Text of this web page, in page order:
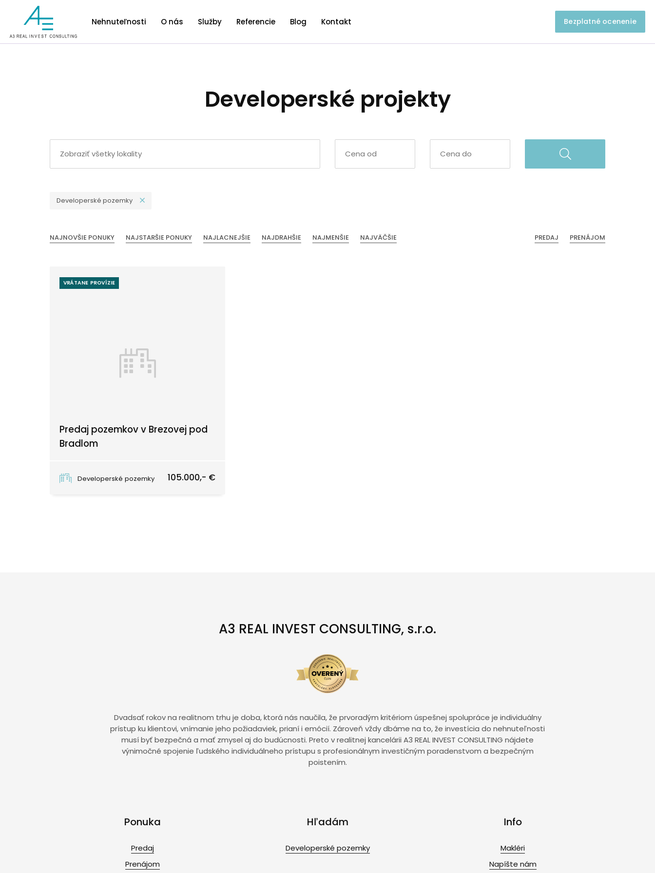
Nehnuteľnosti O nás Služby Referencie Blog Kontakt Bezplatné ocenenie
Developerské projekty
Developerské pozemky
NAJNOVŠIE PONUKY NAJSTARŠIE PONUKY NAJLACNEJŠIE NAJDRAHŠIE NAJMENŠIE NAJVÄČŠIE PREDAJ PRENÁJOM
VRÁTANE PROVÍZIE
Predaj pozemkov v Brezovej pod
Bradlom
Developerské pozemky
105.000,- €
A3 REAL INVEST CONSULTING, s.r.o.
Dvadsať rokov na realitnom trhu je doba, ktorá nás naučila, že prvoradým kritériom úspešnej spolupráce je individuálny
prístup ku klientovi, vnímanie jeho požiadaviek, prianí i emócií. Zároveň vždy dbáme na to, že investícia do nehnuteľnosti
musí byť bezpečná a mať zmysel aj do budúcnosti. Preto v realitnej kancelárii A3 REAL INVEST CONSULTING nájdete
výnimočné spojenie ľudského individuálneho prístupu s profesionálnym investičným poradenstvom a bezpečným
poistením.
Ponuka
Predaj
Prenájom
Hľadám
Developerské pozemky
Info
Makléri
Napíšte nám